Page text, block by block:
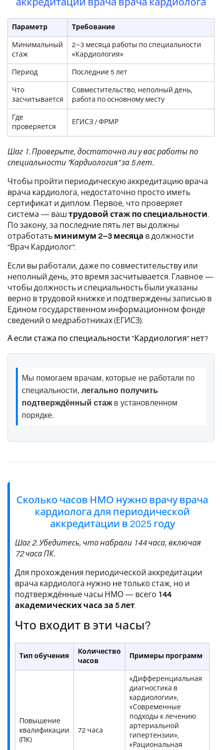
аккредитации врача врача кардиолога
Параметр Требование
Минимальный
стаж
2–3 месяца работы по специальности
«Кардиология»
Период Последние 5 лет
Что
засчитывается
Совместительство, неполный день,
работа по основному месту
Где
проверяется
ЕГИСЗ / ФРМР
Шаг 1. Проверьте, достаточно ли у вас работы по
специальности "Кардиология" за 5 лет.
Чтобы пройти периодическую аккредитацию врача
врача кардиолога, недостаточно просто иметь
сертификат и диплом. Первое, что проверяет
система — ваш трудовой стаж по специальности
По закону, за последние пять лет вы должны
отработать минимум 2–3 месяца в должности
"Врач Кардиолог".
Если вы работали, даже по совместительству или
неполный день, это время засчитывается. Главное —
чтобы должность и специальность были указаны
верно в трудовой книжке и подтверждены записью в
Едином государственном информационном фонде
сведений о медработниках (ЕГИСЗ).
А если стажа по специальности "Кардиология" нет?
Мы помогаем врачам, которые не работали по
специальности, легально получить
подтверждённый стажв установленном
порядке.
Сколько часов НМО нужно врачу врача
кардиолога для периодической
аккредитации в 2025 году
Шаг 2. Убедитесь, что набрали 144 часа, включая
72 часа ПК.
Для прохождения периодической аккредитации
врача кардиолога нужно не только стаж, но и
подтверждённые часы НМО — всего 144
академических часа за 5 лет
Что входит в эти часы?
Тип обучения
Количество
часов
Примеры программ
Повышение
квалификации
(ПК)
72 часа
«Дифференциальная
диагностика в
кардиологии»,
«Современные
подходы к лечению
артериальной
гипертензии»,
«Рациональная